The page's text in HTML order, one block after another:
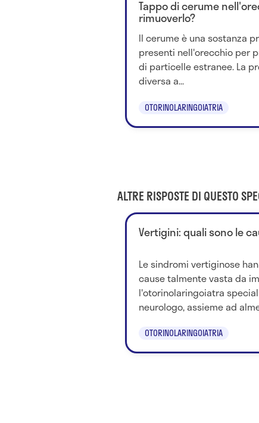
Tappo di cerume
rimuoverlo?
Il cerume è una sostanza
presenti nell'orecchio per
di particelle estranee. La
diversa a...
OTORINOLARINGOIATRIA
ALTRE RISPOSTE DI QUESTO
Vertigini: quali sono le
Le sindromi vertiginose
cause talmente vasta da
l'otorinolaringoiatra
neurologo, assieme ad
OTORINOLARINGOIATRIA